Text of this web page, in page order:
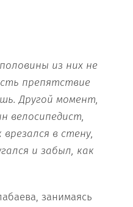
из них не
препятствие
Другой момент,
велосипедист,
в стену,
и забыл, как
занимаясь